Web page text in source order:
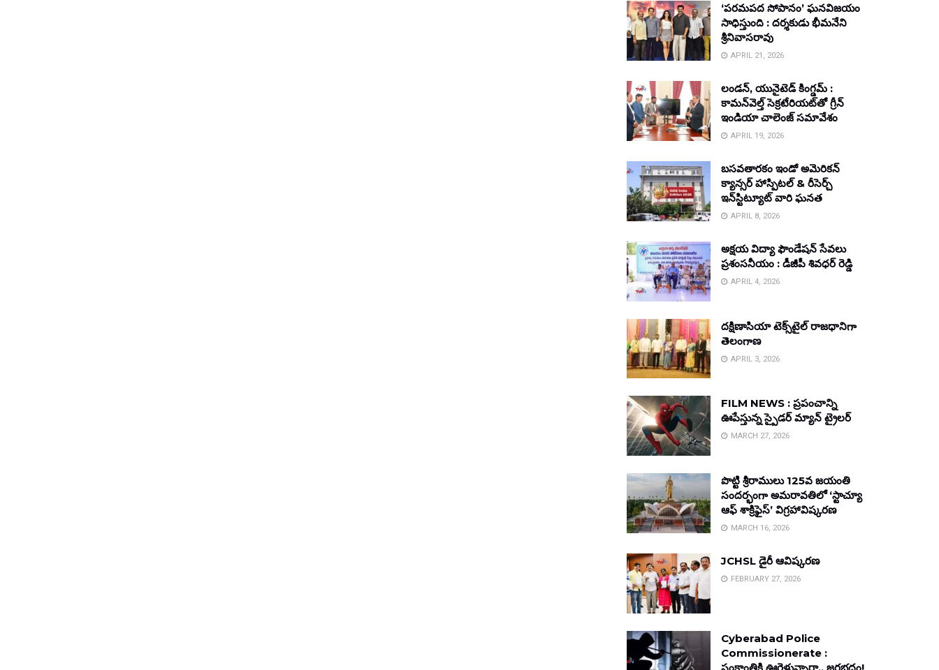
‘పరమపద సోపానం’ ఘనవిజయం
సాధిస్తుంది : దర్శకుడు భీమనేని
శ్రీనివాసరావు
APRIL 21, 2026
లండన్, యునైటెడ్ కింగ్డమ్ :
కామన్‌వెల్త్ సెక్రటేరియట్‌తో గ్రీన్
ఇండియా చాలెంజ్ సమావేశం
APRIL 19, 2026
బసవతారకం ఇండో అమెరికన్
క్యాన్సర్ హాస్పిటల్ & రీసెర్చ్
ఇన్‌స్టిట్యూట్ వారి ఘనత
APRIL 8, 2026
అక్షయ విద్యా ఫౌండేషన్ సేవలు
ప్రశంసనీయం : డీజీపీ శివధర్ రెడ్డి
APRIL 4, 2026
దక్షిణాసియా టెక్స్‌టైల్ రాజధానిగా
తెలంగాణ
APRIL 3, 2026
FILM NEWS : ప్రపంచాన్ని
ఊపేస్తున్న స్పైడర్ మ్యాన్ ట్రైలర్
MARCH 27, 2026
పొట్టి శ్రీరాములు 125వ జయంతి
సందర్భంగా అమరావతిలో ‘స్టాచ్యూ
ఆఫ్ శాక్రిఫైస్’ విగ్రహావిష్కరణ
MARCH 16, 2026
JCHSL డైరీ ఆవిష్కరణ
FEBRUARY 27, 2026
Cyberabad Police
Commissionerate :